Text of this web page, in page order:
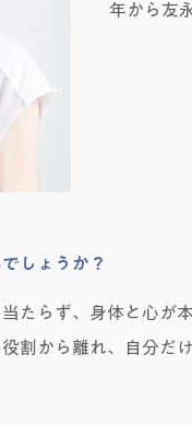
年から友
しょうか？
たらず、身体と心が
割から離れ、自分だ